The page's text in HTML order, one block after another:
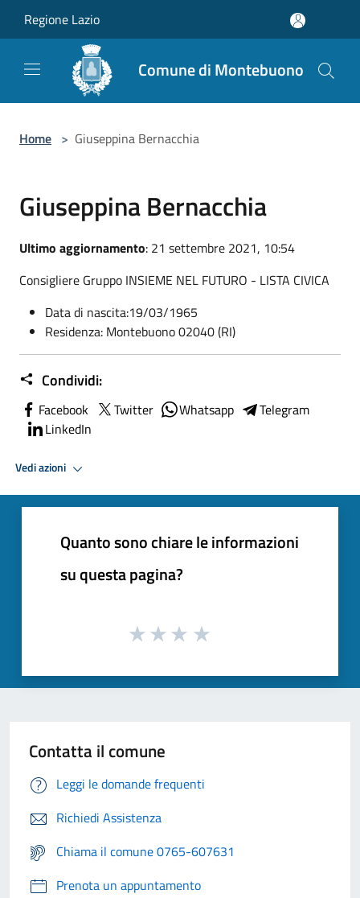
Regione Lazio
Comune di Montebuono
Home > Giuseppina Bernacchia
Giuseppina Bernacchia
Ultimo aggiornamento: 21 settembre 2021, 10:54
Consigliere Gruppo INSIEME NEL FUTURO - LISTA CIVICA
Data di nascita:19/03/1965
Residenza: Montebuono 02040 (RI)
Condividi:
Facebook Twitter Whatsapp
Telegram
LinkedIn
Vedi azioni
Quanto sono chiare le informazioni
su questa pagina?
Contatta il comune
Leggi le domande frequenti
Richiedi Assistenza
Chiama il comune 0765-607631
Prenota un appuntamento